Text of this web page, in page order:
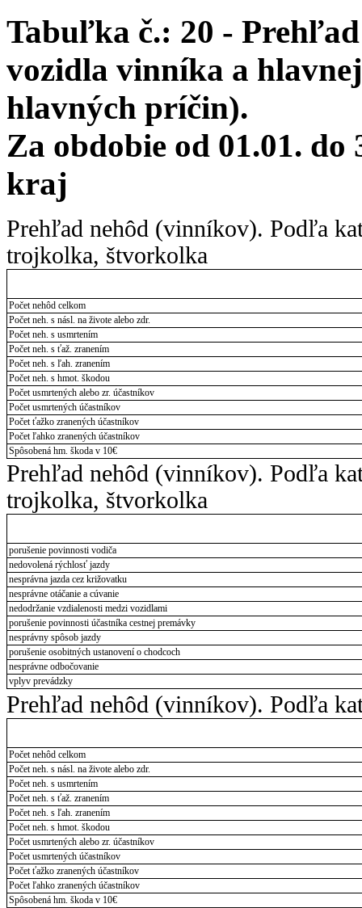
Tabuľka č.: 20 -
vozidla vinníka a
hlavných príčin).
Za obdobie od 01.01. do
kraj
Prehľad nehôd (vinníkov). Podľa
trojkolka, štvorkolka
Počet nehôd celkom
Počet neh. s násl. na živote alebo zdr.
Počet neh. s usmrtením
Počet neh. s ťaž. zranením
Počet neh. s ľah. zranením
Počet neh. s hmot. škodou
Počet usmrtených alebo zr. účastníkov
Počet usmrtených účastníkov
Počet ťažko zranených účastníkov
Počet ľahko zranených účastníkov
Spôsobená hm. škoda v 10€
Prehľad nehôd (vinníkov). Podľa
trojkolka, štvorkolka
porušenie povinnosti vodiča
nedovolená rýchlosť jazdy
nesprávna jazda cez križovatku
nesprávne otáčanie a cúvanie
nedodržanie vzdialenosti medzi vozidlami
porušenie povinnosti účastníka cestnej premávky
nesprávny spôsob jazdy
porušenie osobitných ustanovení o chodcoch
nesprávne odbočovanie
vplyv prevádzky
Prehľad nehôd (vinníkov). Podľa
Počet nehôd celkom
Počet neh. s násl. na živote alebo zdr.
Počet neh. s usmrtením
Počet neh. s ťaž. zranením
Počet neh. s ľah. zranením
Počet neh. s hmot. škodou
Počet usmrtených alebo zr. účastníkov
Počet usmrtených účastníkov
Počet ťažko zranených účastníkov
Počet ľahko zranených účastníkov
Spôsobená hm. škoda v 10€